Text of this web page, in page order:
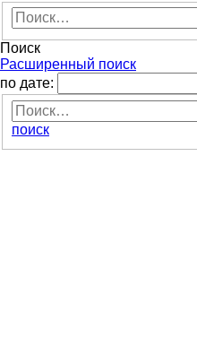
Поиск
Расширенный поиск
по дате:
поиск